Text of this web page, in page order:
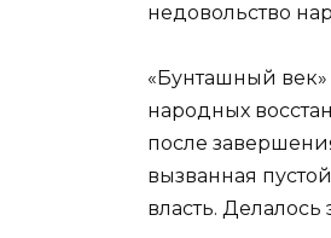
недовольство
«Бунташный век»
народных
после
вызванная
власть.